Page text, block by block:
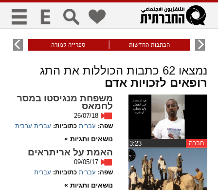
כללי
visibility_off
ביטול הבהובים
keyboard
ניווט מקלדת
title
סימון כותרות
זום
zoom_out
התקרב
הכתבות החדשות ספרייה למורה עוני
נמצאו62 כתבות הכוללות את התג
רופאים לזכויות אדם
חברה
משפחת מנגיסטו במסר
לחמאס
26/07/18
שפה: עברית כתוביות: עברית ערבית
נושאים ותגיות »
האמת על אריתראים
09/05/17
שפה: עברית כתוביות: עברית
נושאים ותגיות »